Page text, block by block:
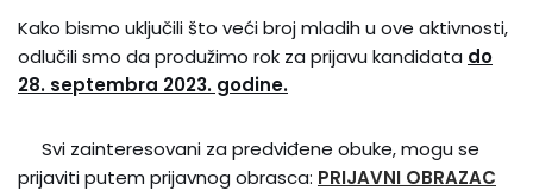
Kako bismo uključili što veći broj mladih u ove aktivnosti,
odlučili smo da produžimo rok za prijavu kandidata do
28. septembra 2023. godine.
Svi zainteresovani za predviđene obuke, mogu se
prijaviti putem prijavnog obrasca: PRIJAVNI OBRAZAC